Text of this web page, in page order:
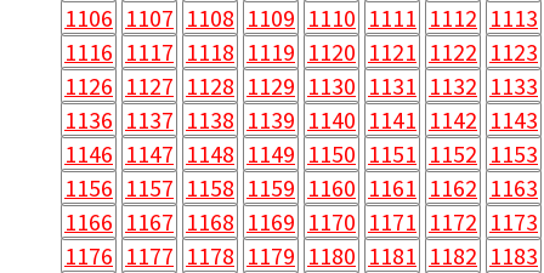
1106 1107 1108 1109 1110 1111 1112 1113
1116 1117 1118 1119 1120 1121 1122 1123
1126 1127 1128 1129 1130 1131 1132 1133
1136 1137 1138 1139 1140 1141 1142 1143
1146 1147 1148 1149 1150 1151 1152 1153
1156 1157 1158 1159 1160 1161 1162 1163
1166 1167 1168 1169 1170 1171 1172 1173
1176 1177 1178 1179 1180 1181 1182 1183